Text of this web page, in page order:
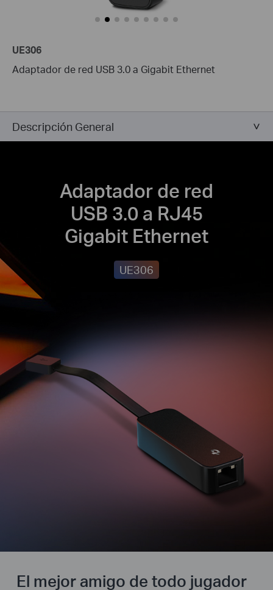
UE306
Adaptador de red USB 3.0 a Gigabit Ethernet
Descripción General
Adaptador de red
USB 3.0 a RJ45
Gigabit Ethernet
UE306
El mejor amigo de todo jugador